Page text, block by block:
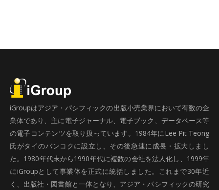
iGroupはアジア・パシフィックの出版小売業界において有数の企
業体であり、主に電子ジャーナル、電子ブック、データベース等
の電子コンテンツを取り扱っています。1984年にLee Pit Teong
氏がタイのバンコクに設立し、その後急速に成長・拡大しまし
た。1980年代末から1990年代に複数の会社を法人化し、1999年
にiGroupとして事業体を正式に統括しました。これまで30年近
く、出版社・図書館と一体となり、アジア・パシフィックの研究